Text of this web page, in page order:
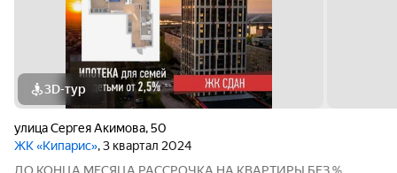
3D-тур
улица Сергея Акимова,50
ЖК «Кипарис», 3 квартал 2024